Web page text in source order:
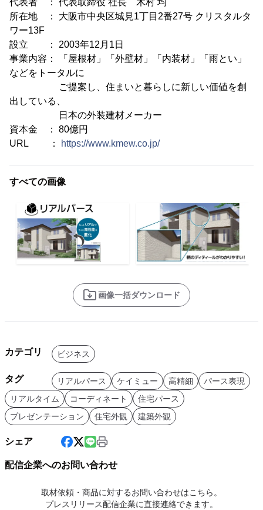
代表者 ： 代表取締役 社長 木村 均
所在地 ： 大阪市中央区城見1丁目2番27号 クリスタルタ
ワー13F
設立 ： 2003年12月1日
事業内容： 「屋根材」「外壁材」「内装材」「雨とい」
などをトータルに
ご提案し、住まいと暮らしに新しい価値を創
出している、
日本の外装建材メーカー
資本金 ： 80億円
URL ：
https://www.kmew.co.jp/
すべての画像
画像一括ダウンロード
カテゴリ ビジネス
タグ リアルパース ケイミュー 高精細
パース表現
リアルタイム
コーディネート
住宅パース
プレゼンテーション
住宅外観 建築外観
シェア
配信企業へのお問い合わせ
取材依頼・商品に対するお問い合わせはこちら。
プレスリリース配信企業に直接連絡できます。